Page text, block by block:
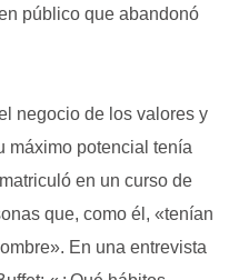
público que abandonó
negocio de los valores y
máximo potencial tenía
en un curso de
que, como él, «tenían
En una entrevista